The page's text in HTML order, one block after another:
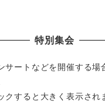
特別集会
サートなどを開催する場
クすると大きく表示され